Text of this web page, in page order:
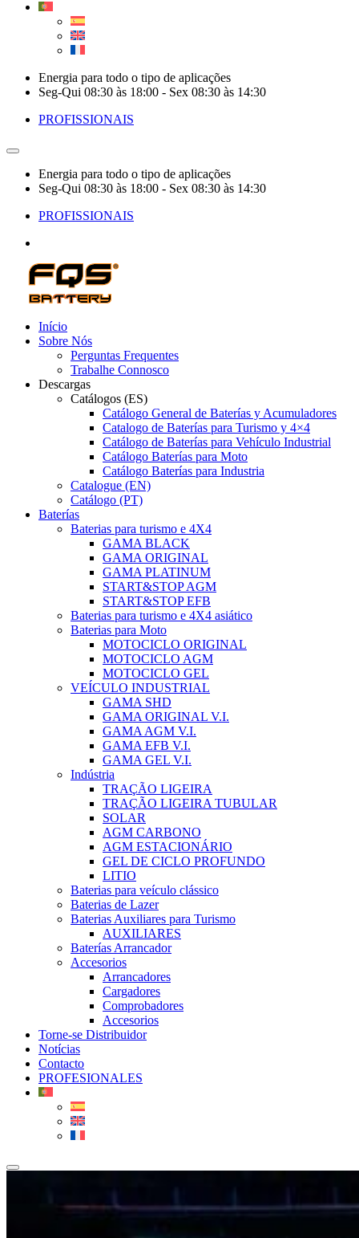
Energia para todo o tipo de aplicações
Seg-Qui 08:30 às 18:00 - Sex 08:30 às 14:30
PROFISSIONAIS
Energia para todo o tipo de aplicações
Seg-Qui 08:30 às 18:00 - Sex 08:30 às 14:30
PROFISSIONAIS
Início
Sobre Nós
Perguntas Frequentes
Trabalhe Connosco
Descargas
Catálogos (ES)
Catálogo General de Baterías y Acumuladores
Catalogo de Baterías para Turismo y 4×4
Catálogo de Baterías para Vehículo Industrial
Catálogo Baterías para Moto
Catálogo Baterías para Industria
Catalogue (EN)
Catálogo (PT)
Baterías
Baterias para turismo e 4X4
GAMA BLACK
GAMA ORIGINAL
GAMA PLATINUM
START&STOP AGM
START&STOP EFB
Baterias para turismo e 4X4 asiático
Baterias para Moto
MOTOCICLO ORIGINAL
MOTOCICLO AGM
MOTOCICLO GEL
VEÍCULO INDUSTRIAL
GAMA SHD
GAMA ORIGINAL V.I.
GAMA AGM V.I.
GAMA EFB V.I.
GAMA GEL V.I.
Indústria
TRAÇÃO LIGEIRA
TRAÇÃO LIGEIRA TUBULAR
SOLAR
AGM CARBONO
AGM ESTACIONÁRIO
GEL DE CICLO PROFUNDO
LITIO
Baterias para veículo clássico
Baterias de Lazer
Baterias Auxiliares para Turismo
AUXILIARES
Baterías Arrancador
Accesorios
Arrancadores
Cargadores
Comprobadores
Accesorios
Torne-se Distribuidor
Notícias
Contacto
PROFESIONALES